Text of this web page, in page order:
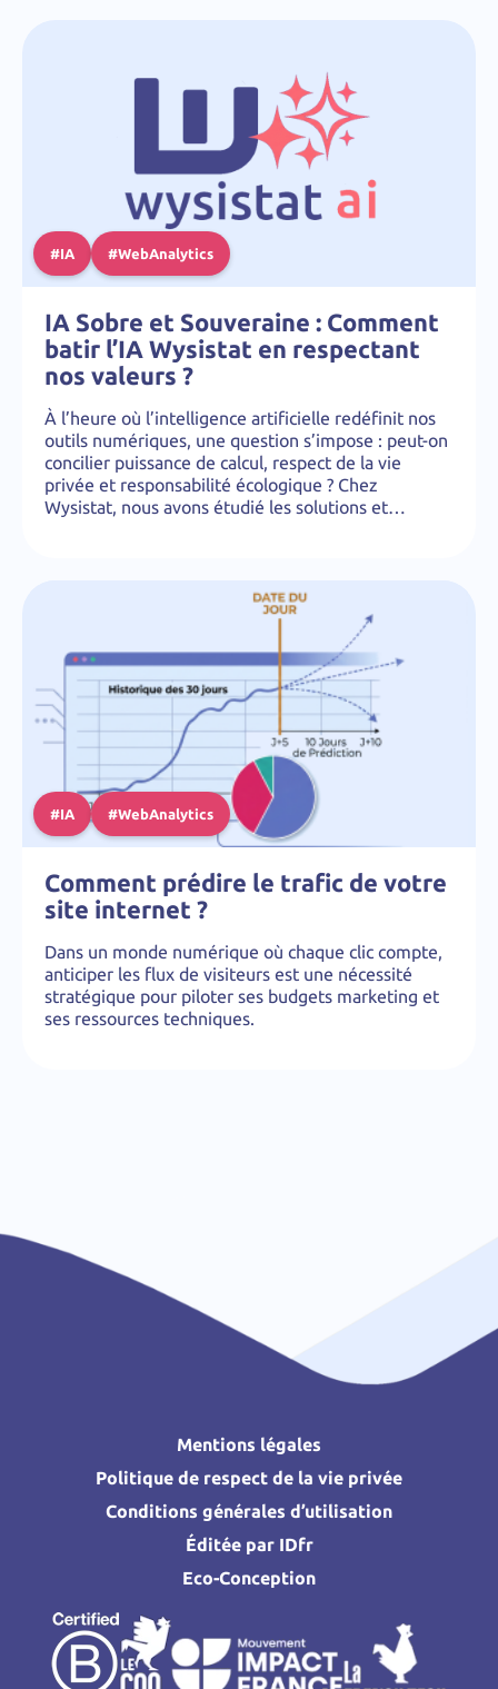
#IA #WebAnalytics
IA Sobre et Souveraine : Comment
batir l’IA Wysistat en respectant
nos valeurs ?
À l’heure où l’intelligence artificielle redéfinit nos
outils numériques, une question s’impose : peut-on
concilier puissance de calcul, respect de la vie
privée et responsabilité écologique ? Chez
Wysistat, nous avons étudié les solutions et…
#IA #WebAnalytics
Comment prédire le trafic de votre
site internet ?
Dans un monde numérique où chaque clic compte,
anticiper les flux de visiteurs est une nécessité
stratégique pour piloter ses budgets marketing et
ses ressources techniques.
Mentions légales
Politique de respect de la vie privée
Conditions générales d’utilisation
Éditée par IDfr
Eco-Conception